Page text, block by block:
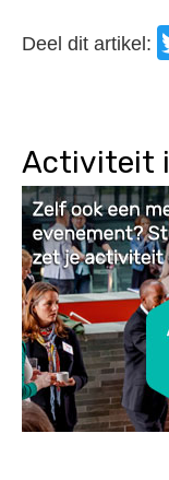
Deel dit artikel:
Activiteit